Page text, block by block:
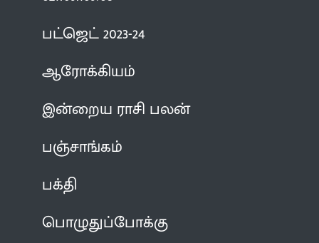
பட்ஜெட் 2023-24
ஆரோக்கியம்
இன்றைய ராசி பலன்
பஞ்சாங்கம்
பக்தி
பொழுதுப்போக்கு